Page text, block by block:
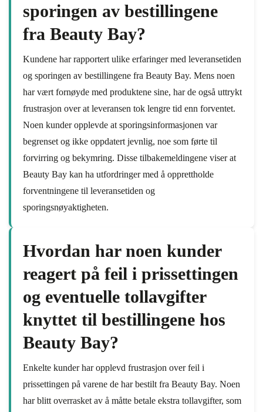
sporingen av bestillingene
fra Beauty Bay?
Kundene har rapportert ulike erfaringer med leveransetiden
og sporingen av bestillingene fra Beauty Bay. Mens noen
har vært fornøyde med produktene sine, har de også uttrykt
frustrasjon over at leveransen tok lengre tid enn forventet.
Noen kunder opplevde at sporingsinformasjonen var
begrenset og ikke oppdatert jevnlig, noe som førte til
forvirring og bekymring. Disse tilbakemeldingene viser at
Beauty Bay kan ha utfordringer med å opprettholde
forventningene til leveransetiden og
sporingsnøyaktigheten.
Hvordan har noen kunder
reagert på feil i prissettingen
og eventuelle tollavgifter
knyttet til bestillingene hos
Beauty Bay?
Enkelte kunder har opplevd frustrasjon over feil i
prissettingen på varene de har bestilt fra Beauty Bay. Noen
har blitt overrasket av å måtte betale ekstra tollavgifter, som